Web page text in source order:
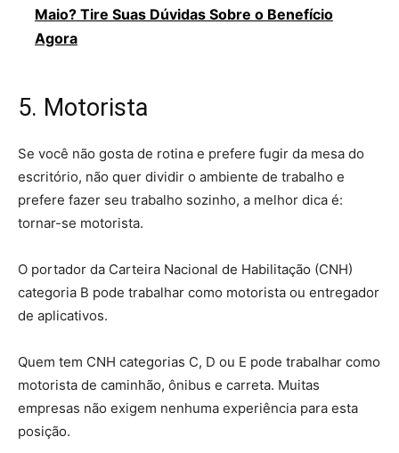
Maio? Tire Suas Dúvidas Sobre o Benefício
Agora
5. Motorista
Se você não gosta de rotina e prefere fugir da mesa do
escritório, não quer dividir o ambiente de trabalho e
prefere fazer seu trabalho sozinho, a melhor dica é:
tornar-se motorista.
O portador da Carteira Nacional de Habilitação (CNH)
categoria B pode trabalhar como motorista ou entregador
de aplicativos.
Quem tem CNH categorias C, D ou E pode trabalhar como
motorista de caminhão, ônibus e carreta. Muitas
empresas não exigem nenhuma experiência para esta
posição.